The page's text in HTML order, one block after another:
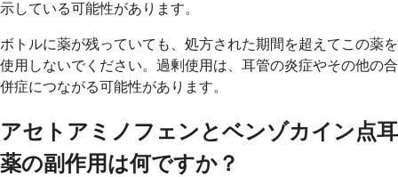
示している可能性があります。
ボトルに薬が残っていても、処方された期間を超えてこの薬を
使用しないでください。過剰使用は、耳管の炎症やその他の合
併症につながる可能性があります。
アセトアミノフェンとベンゾカイン点耳
薬の副作用は何ですか？